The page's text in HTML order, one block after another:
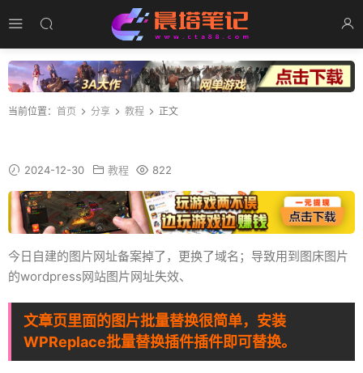
当前位置： 首页 分享 教程 正文
2024-12-30 教程 822
今日自建的图片网址备案掉了，更换了域名；导致用到图床图片
的wordpress网站图片网址失效、
文章页里面的图片批量替换很简单，安装
WPReplace批量替换插件插件即可替换。